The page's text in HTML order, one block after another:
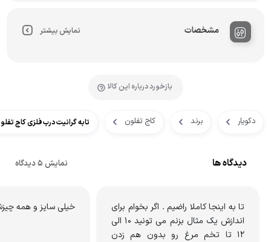
مشخصات نمایش بیشتر
بازخورد درباره این کالا
دکویار برند کاج تفلون تابه گرانیت درب فلزی کاج
دیدگاه ها نمایش 5 دیدگاه
تا به اینجا کاملا راضیم . اگر بخوام برای
اندازش یک مثال بزنم می تونید ۱۰ الی
۱۲ تا تخم مرغ رو بدون هم زدن
خیلی سایز و همه